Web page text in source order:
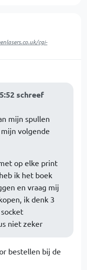
cgi-
schreef
mijn spullen
volgende
op elke print
ik het boek
en vraag mij
ik denk 3
niet zeker
bestellen bij de